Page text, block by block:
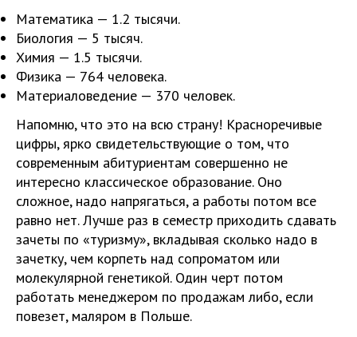
Математика — 1.2 тысячи.
Биология — 5 тысяч.
Химия — 1.5 тысячи.
Физика — 764 человека.
Материаловедение — 370 человек.
Напомню, что это на всю страну! Красноречивые
цифры, ярко свидетельствующие о том, что
современным абитуриентам совершенно не
интересно классическое образование. Оно
сложное, надо напрягаться, а работы потом все
равно нет. Лучше раз в семестр приходить сдавать
зачеты по «туризму», вкладывая сколько надо в
зачетку, чем корпеть над сопроматом или
молекулярной генетикой. Один черт потом
работать менеджером по продажам либо, если
повезет, маляром в Польше.